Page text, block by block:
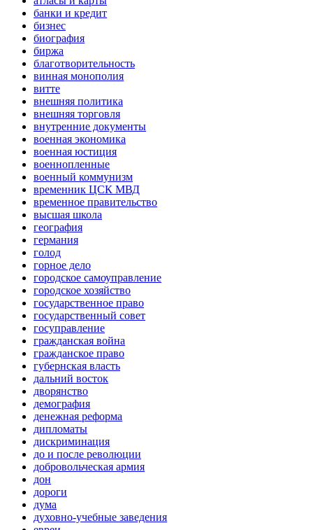
банки и кредит
бизнес
биография
биржа
благотворительность
винная монополия
витте
внешняя политика
внешняя торговля
внутренние документы
военная экономика
военная юстиция
военнопленные
военный коммунизм
временник ЦСК МВД
временное правительство
высшая школа
география
германия
голод
горное дело
городское самоуправление
городское хозяйство
государственное право
государственный совет
госуправление
гражданская война
гражданское право
губернская власть
дальний восток
дворянство
демография
денежная реформа
дипломаты
дискриминация
до и после революции
добровольческая армия
дон
дороги
дума
духовно-учебные заведения